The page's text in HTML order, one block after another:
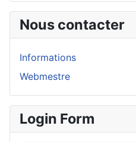
Nous contacter
Informations
Webmestre
Login Form